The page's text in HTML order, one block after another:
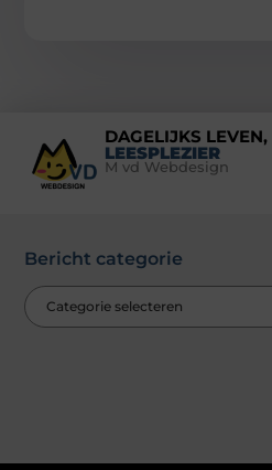
DAGELIJKS
LEESPLEZIER
M vd Webdesign
Bericht categorie